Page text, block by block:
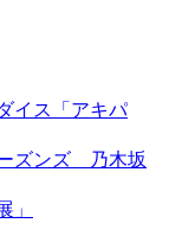
イス「アキパ
ーズンズ 乃木坂
」